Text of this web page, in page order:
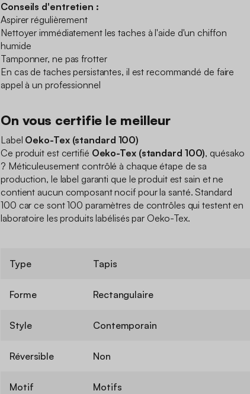
Conseils d'entretien :
Aspirer régulièrement
Nettoyer immédiatement les taches à l'aide d'un chiffon
humide
Tamponner, ne pas frotter
En cas de taches persistantes, il est recommandé de faire
appel à un professionnel
On vous certifie le meilleur
Label Oeko-Tex (standard 100)
Ce produit est certifié Oeko-Tex (standard 100), quésako
? Méticuleusement contrôlé à chaque étape de sa
production, le label garanti que le produit est sain et ne
contient aucun composant nocif pour la santé. Standard
100 car ce sont 100 paramètres de contrôles qui testent en
laboratoire les produits labélisés par Oeko-Tex.
Type Tapis
Forme Rectangulaire
Style Contemporain
Réversible Non
Motif Motifs